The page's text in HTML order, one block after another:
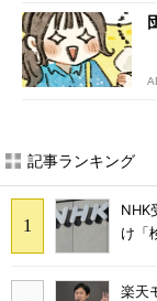
記事ランキング
NHK
け「
楽天